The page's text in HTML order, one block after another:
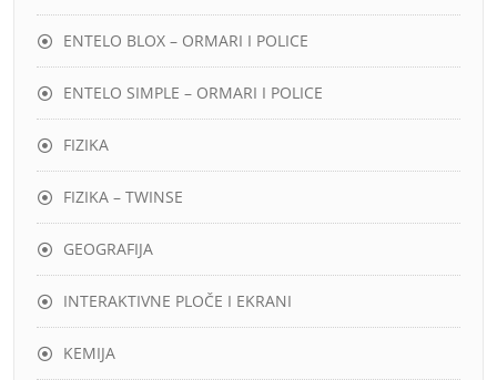
ENTELO BLOX – ORMARI I POLICE
ENTELO SIMPLE – ORMARI I POLICE
FIZIKA
FIZIKA – TWINSE
GEOGRAFIJA
INTERAKTIVNE PLOČE I EKRANI
KEMIJA